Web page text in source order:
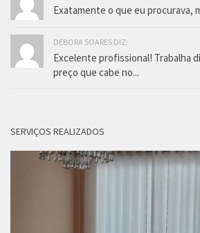
Exatamente o que eu procurava,
DEBORA SOARES DIZ:
Excelente profissional! Trabalha
preço que cabe no...
SERVIÇOS REALIZADOS